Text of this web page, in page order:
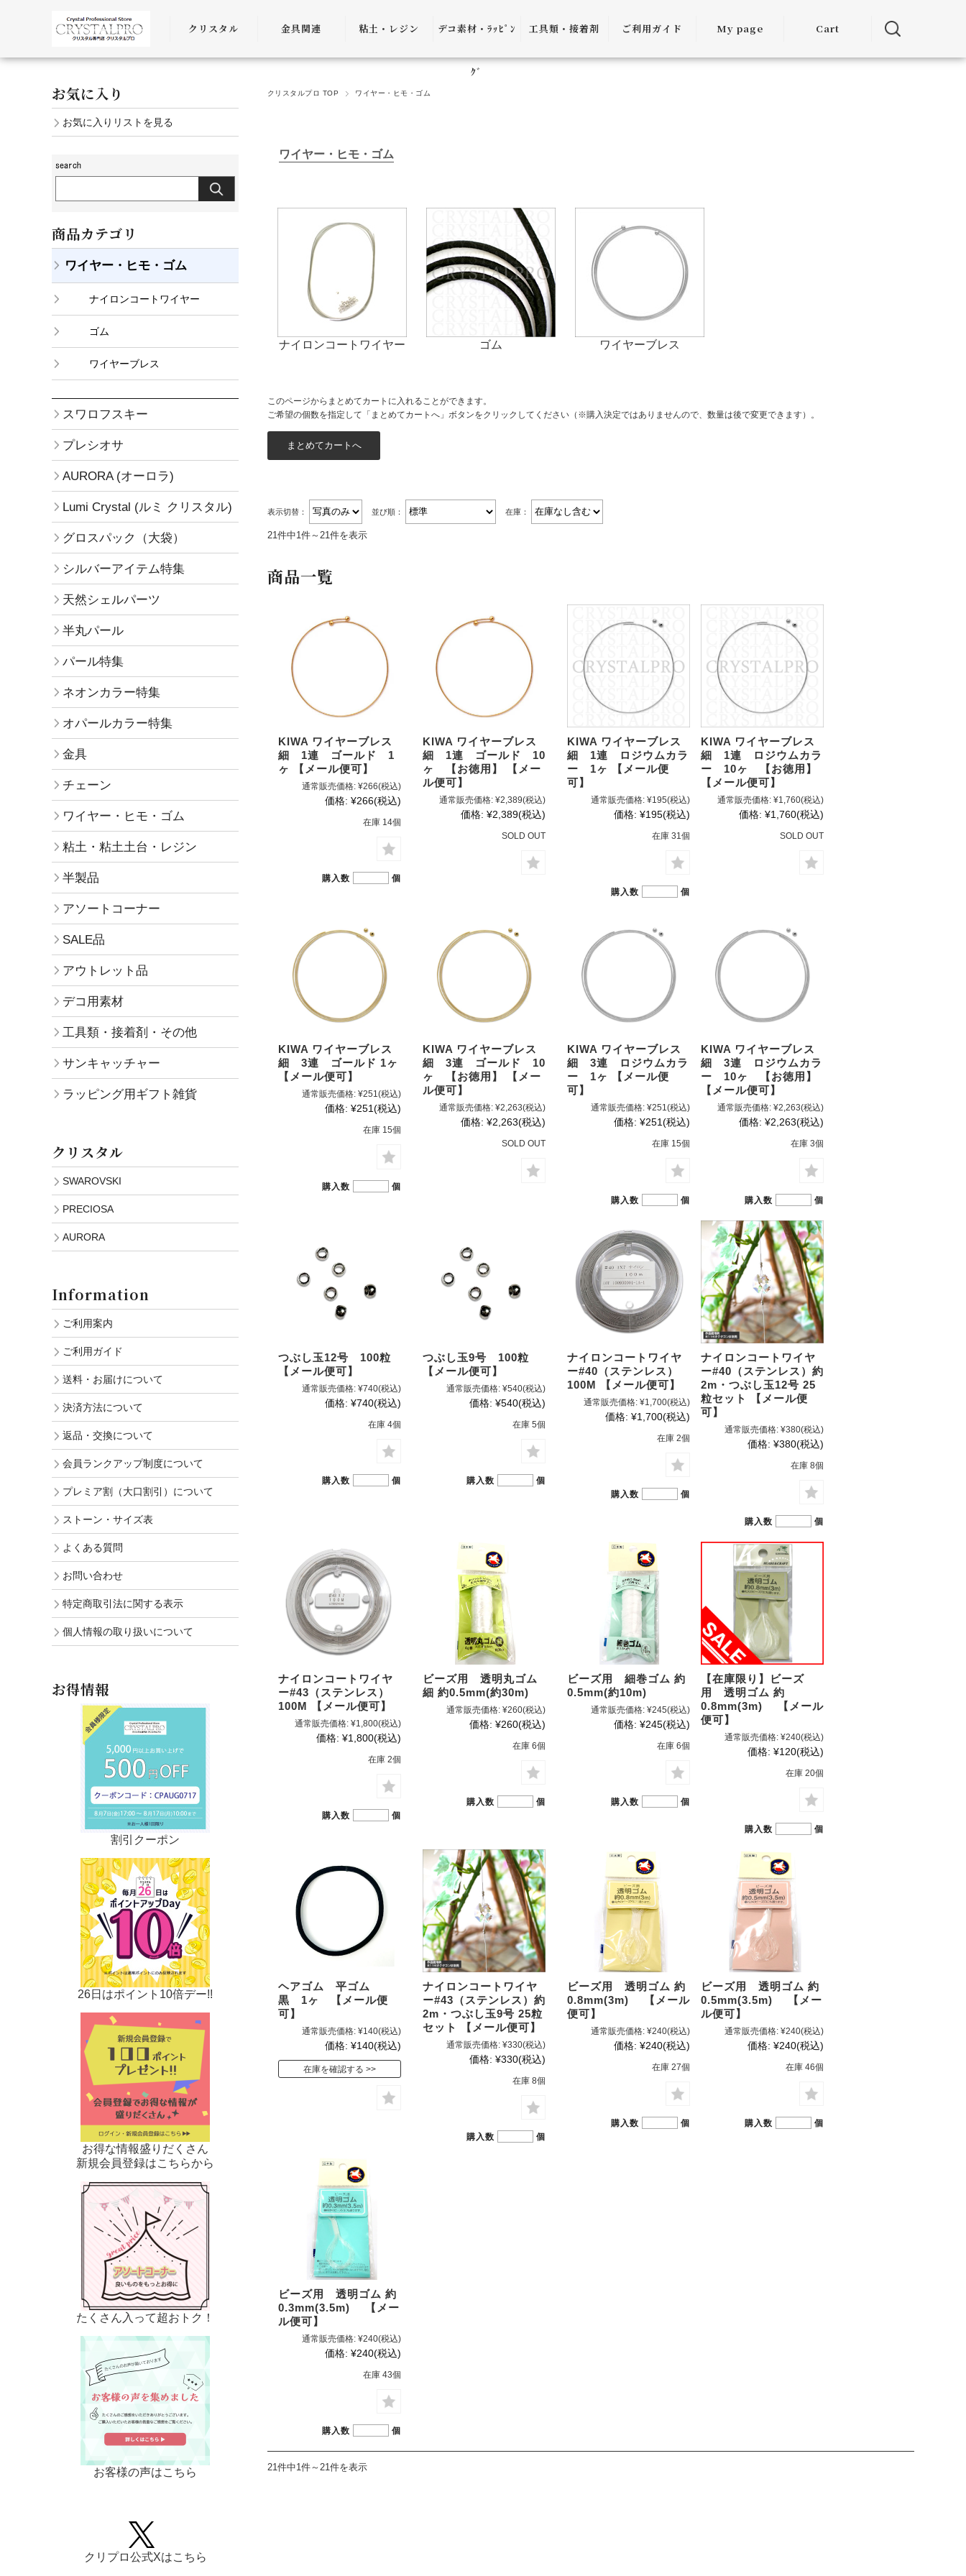
クリスタル
SWAROVSKI
金具関連
金具
チェーン
粘土・レジン
粘土・粘土土台
レジン
デコ素材・ﾗｯﾋﾟﾝ
ｸﾞ
デコ素材
工具類・接着剤
ピンセット
ケース・トレー
便利グッズ・そ
書籍・レシピ
ご利用ガイド
ご利用ガイド
いて
会員ランクアッ
プ制度について
プレミア割（大
口割引）につい
て
ストーン・サイ
My page Cart
クリスタルプロ TOP ワイヤー・ヒモ・ゴム
ワイヤー・ヒモ・ゴム
ナイロンコートワイヤー ゴム ワイヤーブレス
このページからまとめてカートに入れることができます。
ご希望の個数を指定して「まとめてカートへ」ボタンをクリックしてください（※購入決定ではありませんので、数量は後で変更できます）。
表示切替： 並び順： 在庫：
21件中1件～21件を表示
商品一覧
KIWA ワイヤーブレス
細 1連 ゴールド 1
ヶ 【メール便可】
通常販売価格: ¥266(税込)
価格: ¥266(税込)
在庫 14個
購入数 個
KIWA ワイヤーブレス
細 1連 ゴールド 10
ヶ 【お徳用】 【メー
ル便可】
通常販売価格: ¥2,389(税込)
価格: ¥2,389(税込)
SOLD OUT
KIWA ワイヤーブレス
細 1連 ロジウムカラ
ー 1ヶ 【メール便
可】
通常販売価格: ¥195(税込)
価格: ¥195(税込)
在庫 31個
購入数 個
KIWA ワイヤーブレス
細 1連 ロジウムカラ
ー 10ヶ 【お徳用】
【メール便可】
通常販売価格: ¥1,760(税込)
価格: ¥1,760(税込)
SOLD OUT
KIWA ワイヤーブレス
細 3連 ゴールド 1ヶ
【メール便可】
通常販売価格: ¥251(税込)
価格: ¥251(税込)
在庫 15個
購入数 個
KIWA ワイヤーブレス
細 3連 ゴールド 10
ヶ 【お徳用】 【メー
ル便可】
通常販売価格: ¥2,263(税込)
価格: ¥2,263(税込)
SOLD OUT
KIWA ワイヤーブレス
細 3連 ロジウムカラ
ー 1ヶ 【メール便
可】
通常販売価格: ¥251(税込)
価格: ¥251(税込)
在庫 15個
購入数 個
KIWA ワイヤーブレス
細 3連 ロジウムカラ
ー 10ヶ 【お徳用】
【メール便可】
通常販売価格: ¥2,263(税込)
価格: ¥2,263(税込)
在庫 3個
購入数 個
つぶし玉12号 100粒
【メール便可】
通常販売価格: ¥740(税込)
価格: ¥740(税込)
在庫 4個
購入数 個
つぶし玉9号 100粒
【メール便可】
通常販売価格: ¥540(税込)
価格: ¥540(税込)
在庫 5個
購入数 個
ナイロンコートワイヤ
ー#40（ステンレス）
100M 【メール便可】
通常販売価格: ¥1,700(税込)
価格: ¥1,700(税込)
在庫 2個
購入数 個
ナイロンコートワイヤ
ー#40（ステンレス）約
2m・つぶし玉12号 25
粒セット 【メール便
可】
通常販売価格: ¥380(税込)
価格: ¥380(税込)
在庫 8個
購入数 個
ナイロンコートワイヤ
ー#43（ステンレス）
100M 【メール便可】
通常販売価格: ¥1,800(税込)
価格: ¥1,800(税込)
在庫 2個
購入数 個
ビーズ用 透明丸ゴム
細 約0.5mm(約30m)
通常販売価格: ¥260(税込)
価格: ¥260(税込)
在庫 6個
購入数 個
ビーズ用 細巻ゴム 約
0.5mm(約10m)
通常販売価格: ¥245(税込)
価格: ¥245(税込)
在庫 6個
購入数 個
【在庫限り】ビーズ
用 透明ゴム 約
0.8mm(3m) 【メール
便可】
通常販売価格: ¥240(税込)
価格: ¥120(税込)
在庫 20個
購入数 個
ヘアゴム 平ゴム
黒 1ヶ 【メール便
可】
通常販売価格: ¥140(税込)
価格: ¥140(税込)
在庫を確認する
ナイロンコートワイヤ
ー#43（ステンレス）約
2m・つぶし玉9号 25粒
セット 【メール便可】
通常販売価格: ¥330(税込)
価格: ¥330(税込)
在庫 8個
購入数 個
ビーズ用 透明ゴム 約
0.8mm(3m) 【メール
便可】
通常販売価格: ¥240(税込)
価格: ¥240(税込)
在庫 27個
購入数 個
ビーズ用 透明ゴム 約
0.5mm(3.5m) 【メー
ル便可】
通常販売価格: ¥240(税込)
価格: ¥240(税込)
在庫 46個
購入数 個
ビーズ用 透明ゴム 約
0.3mm(3.5m) 【メー
ル便可】
通常販売価格: ¥240(税込)
価格: ¥240(税込)
在庫 43個
購入数 個
21件中1件～21件を表示
お気に入り
お気に入りリストを見る
商品カテゴリ
ワイヤー・ヒモ・ゴム
ナイロンコートワイヤー
ゴム
ワイヤーブレス
スワロフスキー
プレシオサ
AURORA (オーロラ)
Lumi Crystal (ルミ クリスタル)
グロスパック（大袋）
シルバーアイテム特集
天然シェルパーツ
半丸パール
パール特集
ネオンカラー特集
オパールカラー特集
金具
チェーン
ワイヤー・ヒモ・ゴム
粘土・粘土土台・レジン
半製品
アソートコーナー
SALE品
アウトレット品
デコ用素材
工具類・接着剤・その他
サンキャッチャー
ラッピング用ギフト雑貨
クリスタル
SWAROVSKI
PRECIOSA
AURORA
Information
ご利用案内
ご利用ガイド
送料・お届けについて
決済方法について
返品・交換について
会員ランクアップ制度について
プレミア割（大口割引）について
ストーン・サイズ表
よくある質問
お問い合わせ
特定商取引法に関する表示
個人情報の取り扱いについて
お得情報
割引クーポン
26日はポイント10倍デー!!
お得な情報盛りだくさん
新規会員登録はこちらから
たくさん入って超おトク！
お客様の声はこちら
クリプロ公式Xはこちら